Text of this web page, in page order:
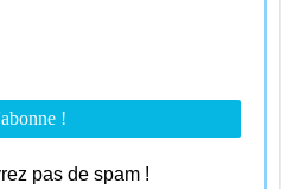
pas de spam !